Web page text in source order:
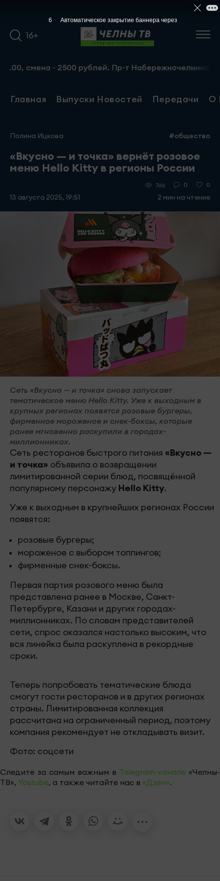
16+
- 2500 рублей. Пр-т Набережночелнинский, 13а.
Главная Выпуски Новостей Передачи О
Полина Ицкова #общество
«Вкусно — и точка» вернёт розовое
меню Hello Kitty в регионы России
13 августа 2025, 19:51
766 0 0
2 мин на чтение
Сеть «Вкусно — и точка» снова запускает
тематическое меню Hello Kitty. Уже к выходным в
крупных регионах появятся розовые бургеры,
фирменное мороженое и снек-боксы, которые
ранее мгновенно раскупили в городах-
миллионниках.
Сеть ресторанов быстрого питания «Вкусно —
и точка» объявила о возвращении
лимитированной серии блюд, посвящённой
популярному персонажу Hello Kitty.
Уже к выходным в крупнейших регионах России
появятся:
розовые бургеры;
мороженое с выбором топпингов;
фирменные снек-боксы.
Первая партия розового меню была
представлена ранее в Москве, Санкт-
Петербурге, Казани и других городах-
миллионниках. По словам представителей
сети, спрос оказался настолько высоким, что
вся линейка была раскуплена в рекордные
сроки.
Теперь попробовать тематические блюда
смогут гости ресторанов и в других регионах
страны. Лимитированная коллекция
рассчитана на ограниченный период, поэтому
компания рекомендует не откладывать визит.
Фото: соцсети
Следите за самым важным в Telegram-канале «Челны-
ТВ», Youtube, а также читайте нас в «Дзен».
5 Автоматическое закрытие баннера через